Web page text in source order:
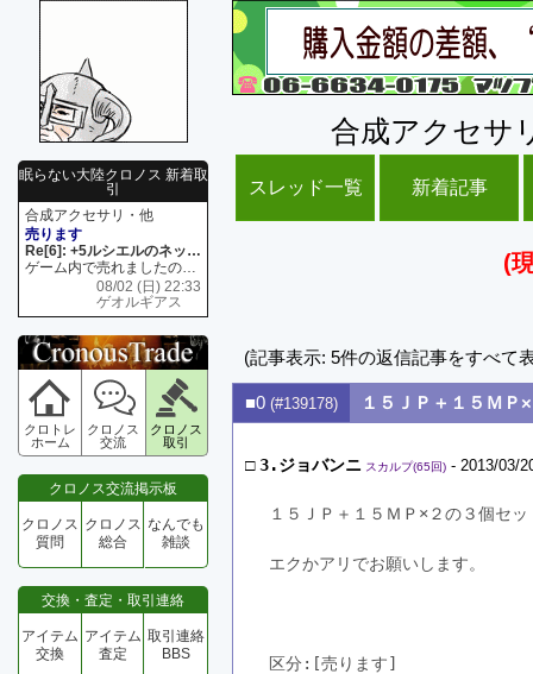
眠らない大陸クロノス 新着取
引
合成アクセサリ・他
売ります
Re[6]: +5ルシエルのネックレス
ゲーム内で売れましたので 在庫がネク1 リング4 となります リングのお値段は80G といたします
08/02 (日) 22:33
ゲオルギアス
クロトレ
ホーム
クロノス
交流
クロノス
取引
クロノス交流掲示板
クロノス
質問
クロノス
総合
なんでも
雑談
交換・査定・取引連絡
アイテム
交換
アイテム
査定
取引連絡
BBS
合成アクセサ
スレッド一覧 新着記事
(
(記事表示: 5件の返信記事をすべて
■0 (#139178) １５ＪＰ＋１５ＭＰ
□3.ジョバンニ スカルプ(65回) - 2013/03/
１５ＪＰ＋１５ＭＰ×２の３個セ
エクかアリでお願いします。
区分:[売ります]